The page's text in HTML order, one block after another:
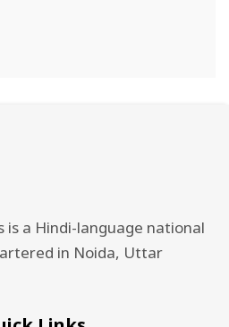
is a Hindi-language national
in Noida, Uttar